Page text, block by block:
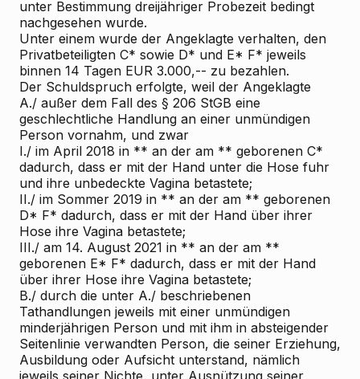
unter Bestimmung dreijähriger Probezeit bedingt
nachgesehen wurde.
Unter einem wurde der Angeklagte verhalten, den
Privatbeteiligten C* sowie D* und E* F* jeweils
binnen 14 Tagen EUR 3.000,-- zu bezahlen.
Der Schuldspruch erfolgte, weil der Angeklagte
A./ außer dem Fall des § 206 StGB eine
geschlechtliche Handlung an einer unmündigen
Person vornahm, und zwar
I./ im April 2018 in ** an der am ** geborenen C*
dadurch, dass er mit der Hand unter die Hose fuhr
und ihre unbedeckte Vagina betastete;
II./ im Sommer 2019 in ** an der am ** geborenen
D* F* dadurch, dass er mit der Hand über ihrer
Hose ihre Vagina betastete;
III./ am 14. August 2021 in ** an der am **
geborenen E* F* dadurch, dass er mit der Hand
über ihrer Hose ihre Vagina betastete;
B./ durch die unter A./ beschriebenen
Tathandlungen jeweils mit einer unmündigen
minderjährigen Person und mit ihm in absteigender
Seitenlinie verwandten Person, die seiner Erziehung,
Ausbildung oder Aufsicht unterstand, nämlich
jeweils seiner Nichte, unter Ausnützung seiner